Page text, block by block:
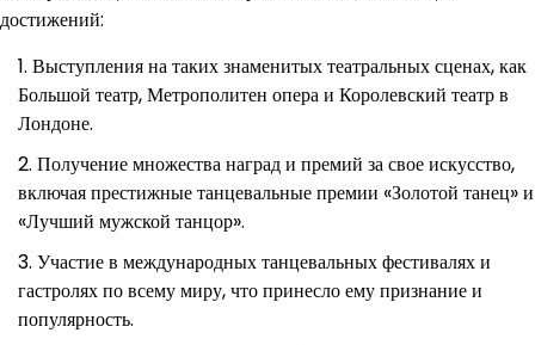
достижений:
Выступления на таких знаменитых театральных сценах, как
Большой театр, Метрополитен опера и Королевский театр в
Лондоне.
Получение множества наград и премий за свое искусство,
включая престижные танцевальные премии «Золотой танец» и
«Лучший мужской танцор».
Участие в международных танцевальных фестивалях и
гастролях по всему миру, что принесло ему признание и
популярность.